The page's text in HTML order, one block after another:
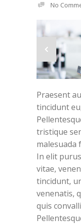
No
Praesent
tincidunt
tristique
malesuada
In elit
vitae,
tincidunt,
venenatis,
quis